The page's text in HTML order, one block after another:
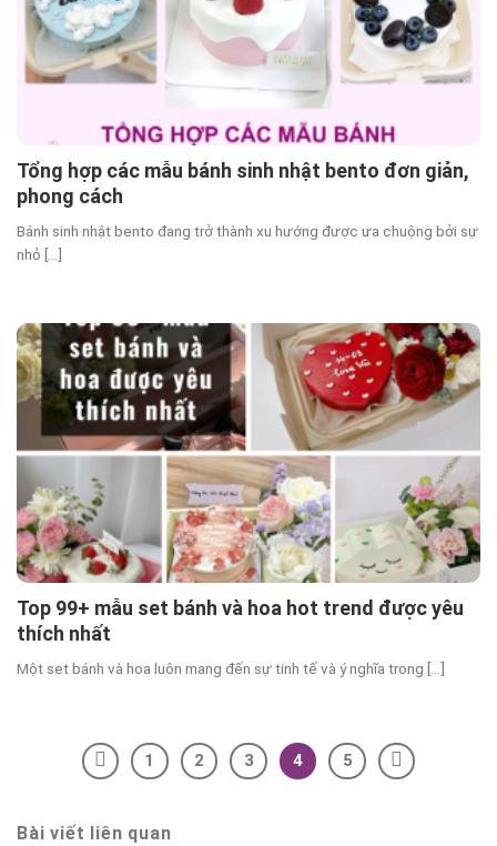
Tổng hợp các mẫu bánh sinh nhật bento đơn giản,
phong cách
Bánh sinh nhật bento đang trở thành xu hướng được ưa chuộng bởi sự
nhỏ [...]
Top 99+ mẫu set bánh và hoa hot trend được yêu
thích nhất
Một set bánh và hoa luôn mang đến sự tinh tế và ý nghĩa trong [...]
1 2 3 4 5
Bài viết liên quan